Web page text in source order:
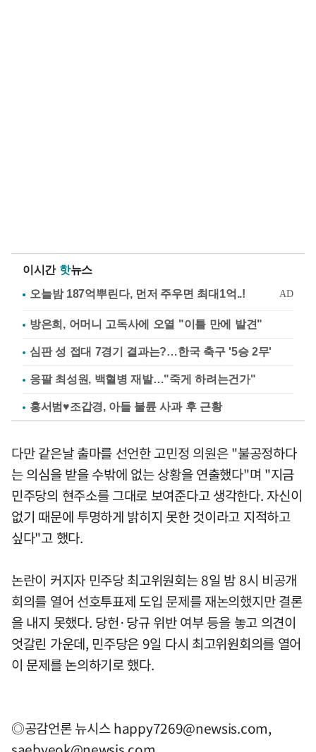
이시간 핫뉴스
방은희, 어머니 고독사에 오열 "이틀 만에 발견"
심판 성 접대 7경기 결과는?…한국 축구 '5승 2무'
응팔 최성원, 백혈병 재발…"죽게 하려는건가"
홍서범♥조갑경, 아들 불륜 사과 후 근황
다만 같은날 출마를 선언한 고민정 의원은 "불공정하다
는 의심을 받을 수밖에 없는 상황을 연출했다"며 "지금
민주당의 현주소를 그대로 보여준다고 생각한다. 자신이
없기 때문에 투명하게 밝히지 못한 것이라고 지적하고
싶다"고 했다.
논란이 커지자 민주당 최고위원회는 8일 밤 8시 비공개
회의를 열어 선호투표제 도입 문제를 재논의했지만 결론
을 내지 못했다. 당헌·당규 위반 여부 등을 놓고 의견이
엇갈린 가운데, 민주당은 9일 다시 최고위원회의를 열어
이 문제를 논의하기로 했다.
◎공감언론 뉴시스happy7269@newsis.com,